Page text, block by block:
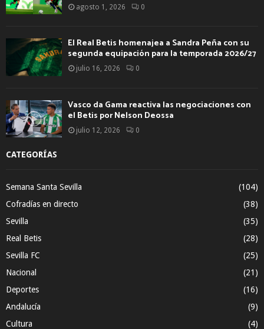
agosto 1, 2026 0
El Real Betis homenajea a Sandra Peña con su
segunda equipación para la temporada 2026/27
julio 16, 2026 0
Vasco da Gama reactiva las negociaciones con
el Betis por Nelson Deossa
julio 12, 2026 0
CATEGORÍAS
Semana Santa Sevilla
(104)
Cofradías en directo
(38)
Sevilla
(35)
Real Betis
(28)
Sevilla FC
(25)
Nacional
(21)
Deportes
(16)
Andalucía
(9)
Cultura
(4)